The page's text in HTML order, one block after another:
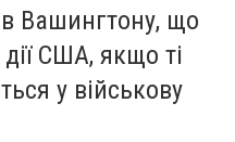
Вашингтону, що
США, якщо ті
у військову